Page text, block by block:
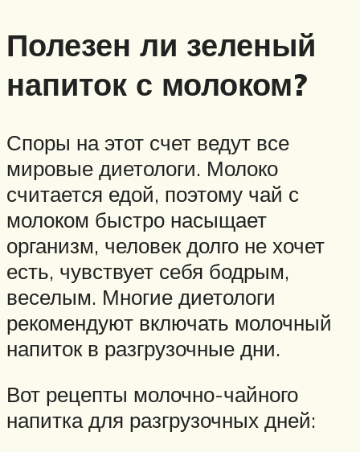
Полезен ли зеленый
напиток с молоком?
Споры на этот счет ведут все
мировые диетологи. Молоко
считается едой, поэтому чай с
молоком быстро насыщает
организм, человек долго не хочет
есть, чувствует себя бодрым,
веселым. Многие диетологи
рекомендуют включать молочный
напиток в разгрузочные дни.
Вот рецепты молочно-чайного
напитка для разгрузочных дней: